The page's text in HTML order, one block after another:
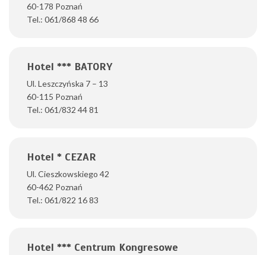
60-178 Poznań
Tel.: 061/868 48 66
Hotel *** BATORY
Ul. Leszczyńska 7 – 13
60-115 Poznań
Tel.: 061/832 44 81
Hotel * CEZAR
Ul. Cieszkowskiego 42
60-462 Poznań
Tel.: 061/822 16 83
Hotel *** Centrum Kongresowe